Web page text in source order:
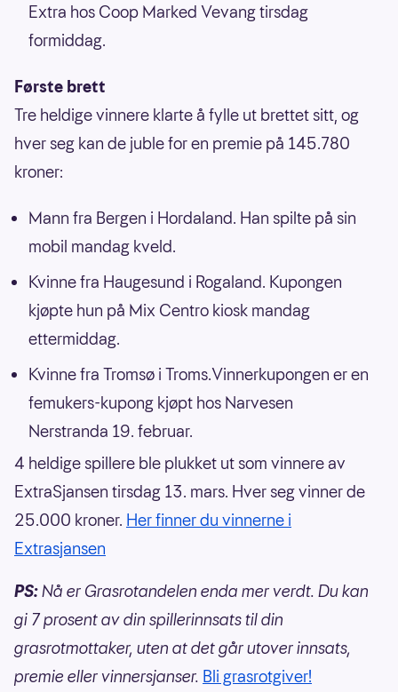
Extra hos Coop Marked Vevang tirsdag
formiddag.
Første brett
Tre heldige vinnere klarte å fylle ut brettet sitt, og
hver seg kan de juble for en premie på 145.780
kroner:
Mann fra Bergen i Hordaland. Han spilte på sin
mobil mandag kveld.
Kvinne fra Haugesund i Rogaland. Kupongen
kjøpte hun på Mix Centro kiosk mandag
ettermiddag.
Kvinne fra Tromsø i Troms.Vinnerkupongen er en
femukers-kupong kjøpt hos Narvesen
Nerstranda 19. februar.
4 heldige spillere ble plukket ut som vinnere av
ExtraSjansen tirsdag 13. mars. Hver seg vinner de
25.000 kroner. Her finner du vinnerne i
Extrasjansen
PS:Nå er Grasrotandelen enda mer verdt. Du kan
gi 7 prosent av din spillerinnsats til din
grasrotmottaker, uten at det går utover innsats,
premie eller vinnersjanser. Bli grasrotgiver!